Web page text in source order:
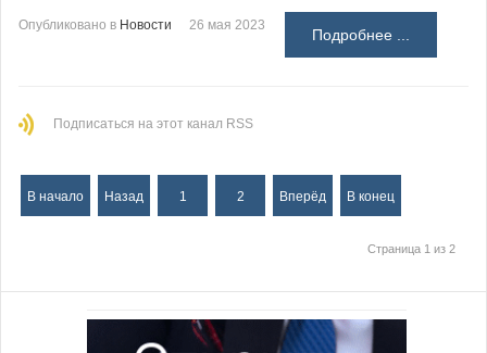
Опубликовано в Новости 26 мая 2023
Подробнее ...
Подписаться на этот канал RSS
В начало Назад 1 2 Вперёд В конец
Страница 1 из 2